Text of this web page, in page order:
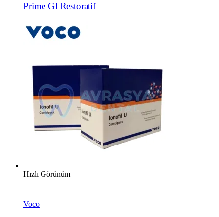
Prime GI Restoratif
Hızlı Görünüm
Voco